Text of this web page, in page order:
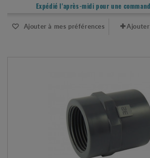
Expédié l'après-midi pour une
Ajouter à mes préférences